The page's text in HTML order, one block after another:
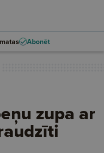
Abonēt
zupa ar